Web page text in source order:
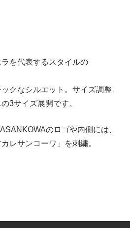
を代表するスタイルの
クなシルエット。サイズ調整
3サイズ展開です。
のロゴや内側には、
レサンコーワ」を刺繍。